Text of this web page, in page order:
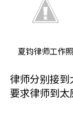
夏钧律师工作照
律师分别接到
要求律师到太